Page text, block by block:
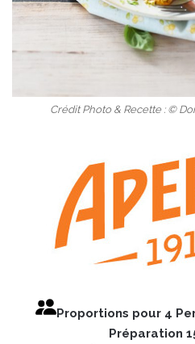
Crédit Photo & Recette : ©
Proportions pour 4
Préparation